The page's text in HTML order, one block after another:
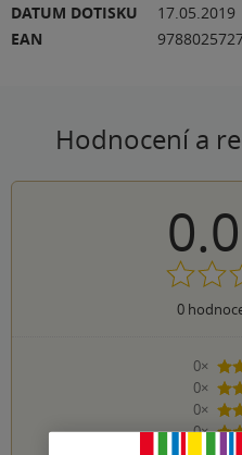
DATUM DOTISKU
17.05.2019
EAN
Hodnocení a
0.0
0
0×
0×
0×
0×